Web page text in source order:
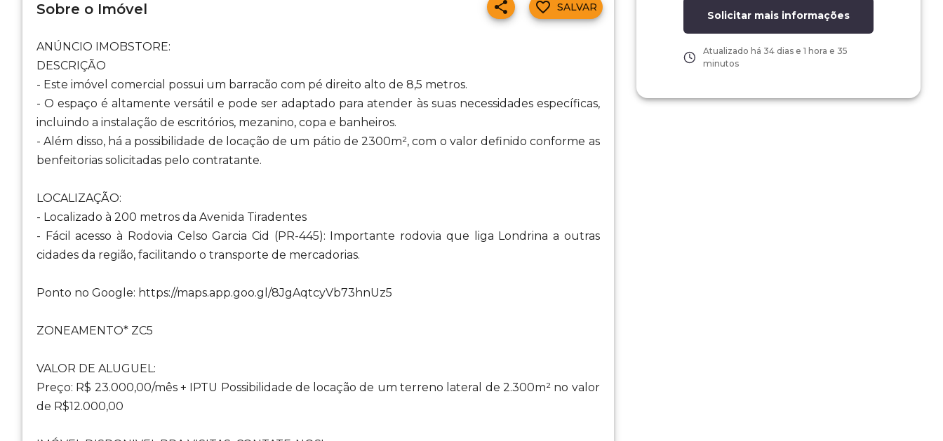
Sobre o Imóvel
ANÚNCIO IMOBSTORE:
DESCRIÇÃO
- Este imóvel comercial possui um barracão com pé direito alto de 8,5 metros.
- O espaço é altamente versátil e pode ser adaptado para atender às suas necessidades específicas,
incluindo a instalação de escritórios, mezanino, copa e banheiros.
- Além disso, há a possibilidade de locação de um pátio de 2300m², com o valor definido conforme as
benfeitorias solicitadas pelo contratante.
LOCALIZAÇÃO:
- Localizado à 200 metros da Avenida Tiradentes
- Fácil acesso à Rodovia Celso Garcia Cid (PR-445): Importante rodovia que liga Londrina a outras
cidades da região, facilitando o transporte de mercadorias.
Ponto no Google: https://maps.app.goo.gl/8JgAqtcyVb73hnUz5
ZONEAMENTO* ZC5
VALOR DE ALUGUEL:
Preço: R$ 23.000,00/mês + IPTU Possibilidade de locação de um terreno lateral de 2.300m² no valor
de R$12.000,00
SALVAR
Solicitar mais informações
Atualizado há 34 dias e 1 hora e 35
minutos